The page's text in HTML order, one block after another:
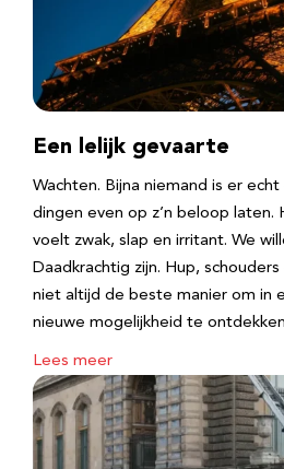
Een lelijk gevaarte
Wachten. Bijna niemand is er
dingen even op z’n beloop laten.
voelt zwak, slap en irritant. We
Daadkrachtig zijn. Hup,
niet altijd de beste manier om in
nieuwe mogelijkheid te
Lees meer